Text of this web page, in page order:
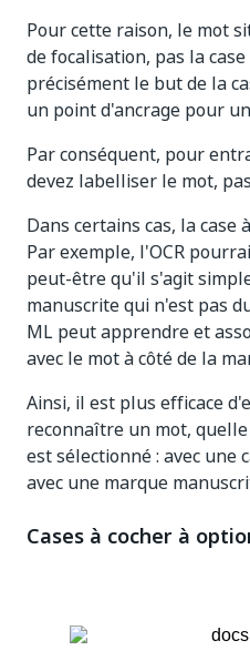
Pour cette raison, le mot
de focalisation, pas la case
précisément le but de la
un point d'ancrage pour
Par conséquent, pour
devez labelliser le mot,
Dans certains cas, la case
Par exemple, l'OCR
peut-être qu'il s'agit
manuscrite qui n'est pas
ML peut apprendre et
avec le mot à côté de la
Ainsi, il est plus efficace
reconnaître un mot,
est sélectionné : avec une
avec une marque
Cases à cocher à